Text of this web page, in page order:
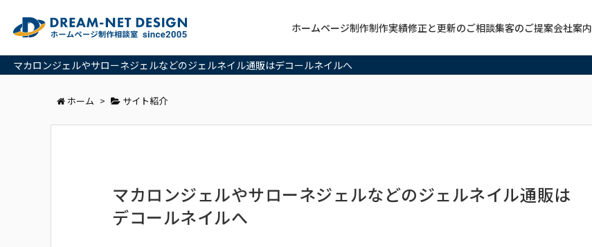
マカロンジェルやサローネジェルなどのジェルネイル通販はデコールネイルへ
ホームページ制作制作実績修正と更新のご相談集客のご提案会社案内
ホーム > サイト紹介
マカロンジェルやサローネジェルなどのジェルネイル通販は
デコールネイルへ